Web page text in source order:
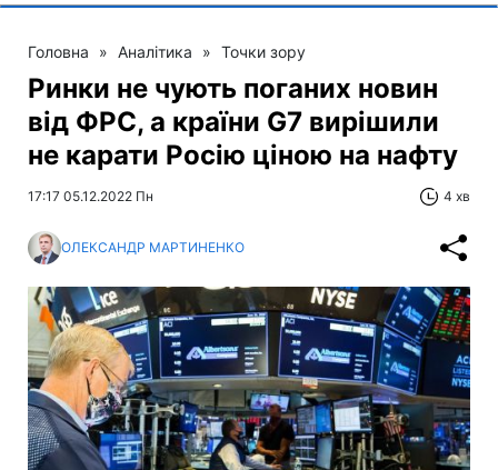
Головна » Аналітика » Точки зору
Ринки не чують поганих новин
від ФРС, а країни G7 вирішили
не карати Росію ціною на нафту
17:17 05.12.2022 Пн 4 хв
ОЛЕКСАНДР МАРТИНЕНКО